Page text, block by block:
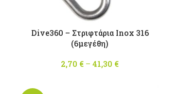
Dive360 – Στριφτάρια Inox 316
(6μεγέθη)
2,70 € – 41,30 €